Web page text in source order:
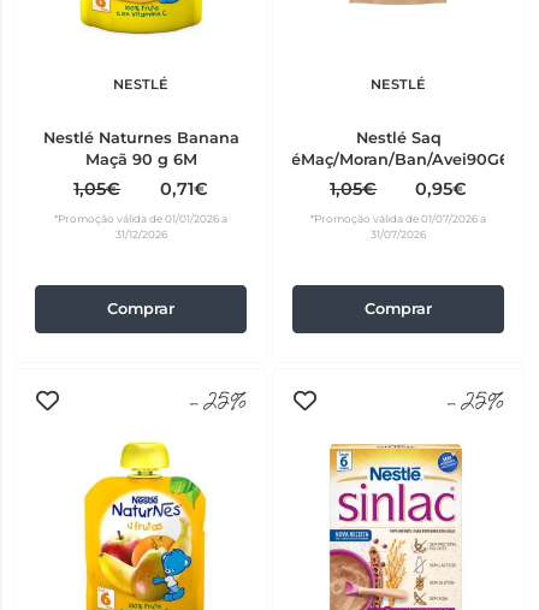
NESTLÉ
Nestlé Naturnes Banana
Maçã 90 g 6M
1,05€ 0,71€
*Promoção válida de 01/01/2026 a
31/12/2026
Comprar
NESTLÉ
Nestlé Saq
PuréMaç/Moran/Ban/Avei90G6M+
1,05€ 0,95€
*Promoção válida de 01/07/2026 a
31/07/2026
Comprar
-25% -25%